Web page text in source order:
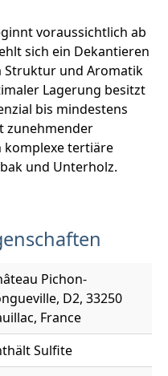
voraussichtlich ab
sich ein Dekantieren
Struktur und Aromatik
Lagerung besitzt
bis mindestens
zunehmender
komplexe tertiäre
und Unterholz.
Pichon-
D2, 33250
France
Sulfite